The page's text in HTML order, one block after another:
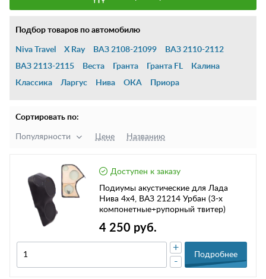
Подбор товаров по автомобилю
Niva Travel X Ray ВАЗ 2108-21099
ВАЗ 2110-2112
ВАЗ 2113-2115
Веста Гранта Гранта FL
Калина
Классика
Ларгус Нива ОКА Приора
Сортировать по:
Популярности Цене Названию
Доступен к заказу
Подиумы акустические для Лада
Нива 4х4, ВАЗ 21214 Урбан (3-х
компонетные+рупорный твитер)
4 250 руб.
-
+
Подробнее